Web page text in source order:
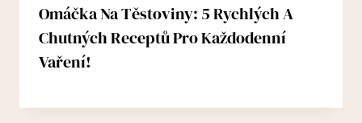
Omáčka Na Těstoviny: 5 Rychlých A
Chutných Receptů Pro Každodenní
Vaření!